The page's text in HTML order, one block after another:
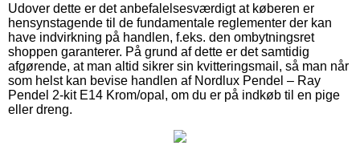
Udover dette er det anbefalelsesværdigt at køberen er
hensynstagende til de fundamentale reglementer der kan
have indvirkning på handlen, f.eks. den ombytningsret
shoppen garanterer. På grund af dette er det samtidig
afgørende, at man altid sikrer sin kvitteringsmail, så man når
som helst kan bevise handlen af Nordlux Pendel – Ray
Pendel 2-kit E14 Krom/opal, om du er på indkøb til en pige
eller dreng.